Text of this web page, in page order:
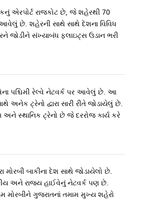
એરપોર્ટ રાજકોટ છે, જે શહેરથી 70
છે. શહેરની સાથે સાથે દેશના વિવિધ
જોડીને સંખ્યાબંધ ફ્લાઇટ્સ ઉડાન ભરી
પશ્ચિમી રેલ્વે નેટવર્ક પર આવેલું છે. આ
અનેક ટ્રેનો દ્વારા સારી રીતે જોડાયેલું છે.
સ્થાનિક ટ્રેનો છે જે દરરોજ કાર્ય કરે
મોરબી બાકીના દેશ સાથે જોડાયેલો છે.
અને રાજ્ય હાઈવેનું નેટવર્ક પણ છે.
મોરબીને ગુજરાતનાં તમામ મુખ્ય શહેરો